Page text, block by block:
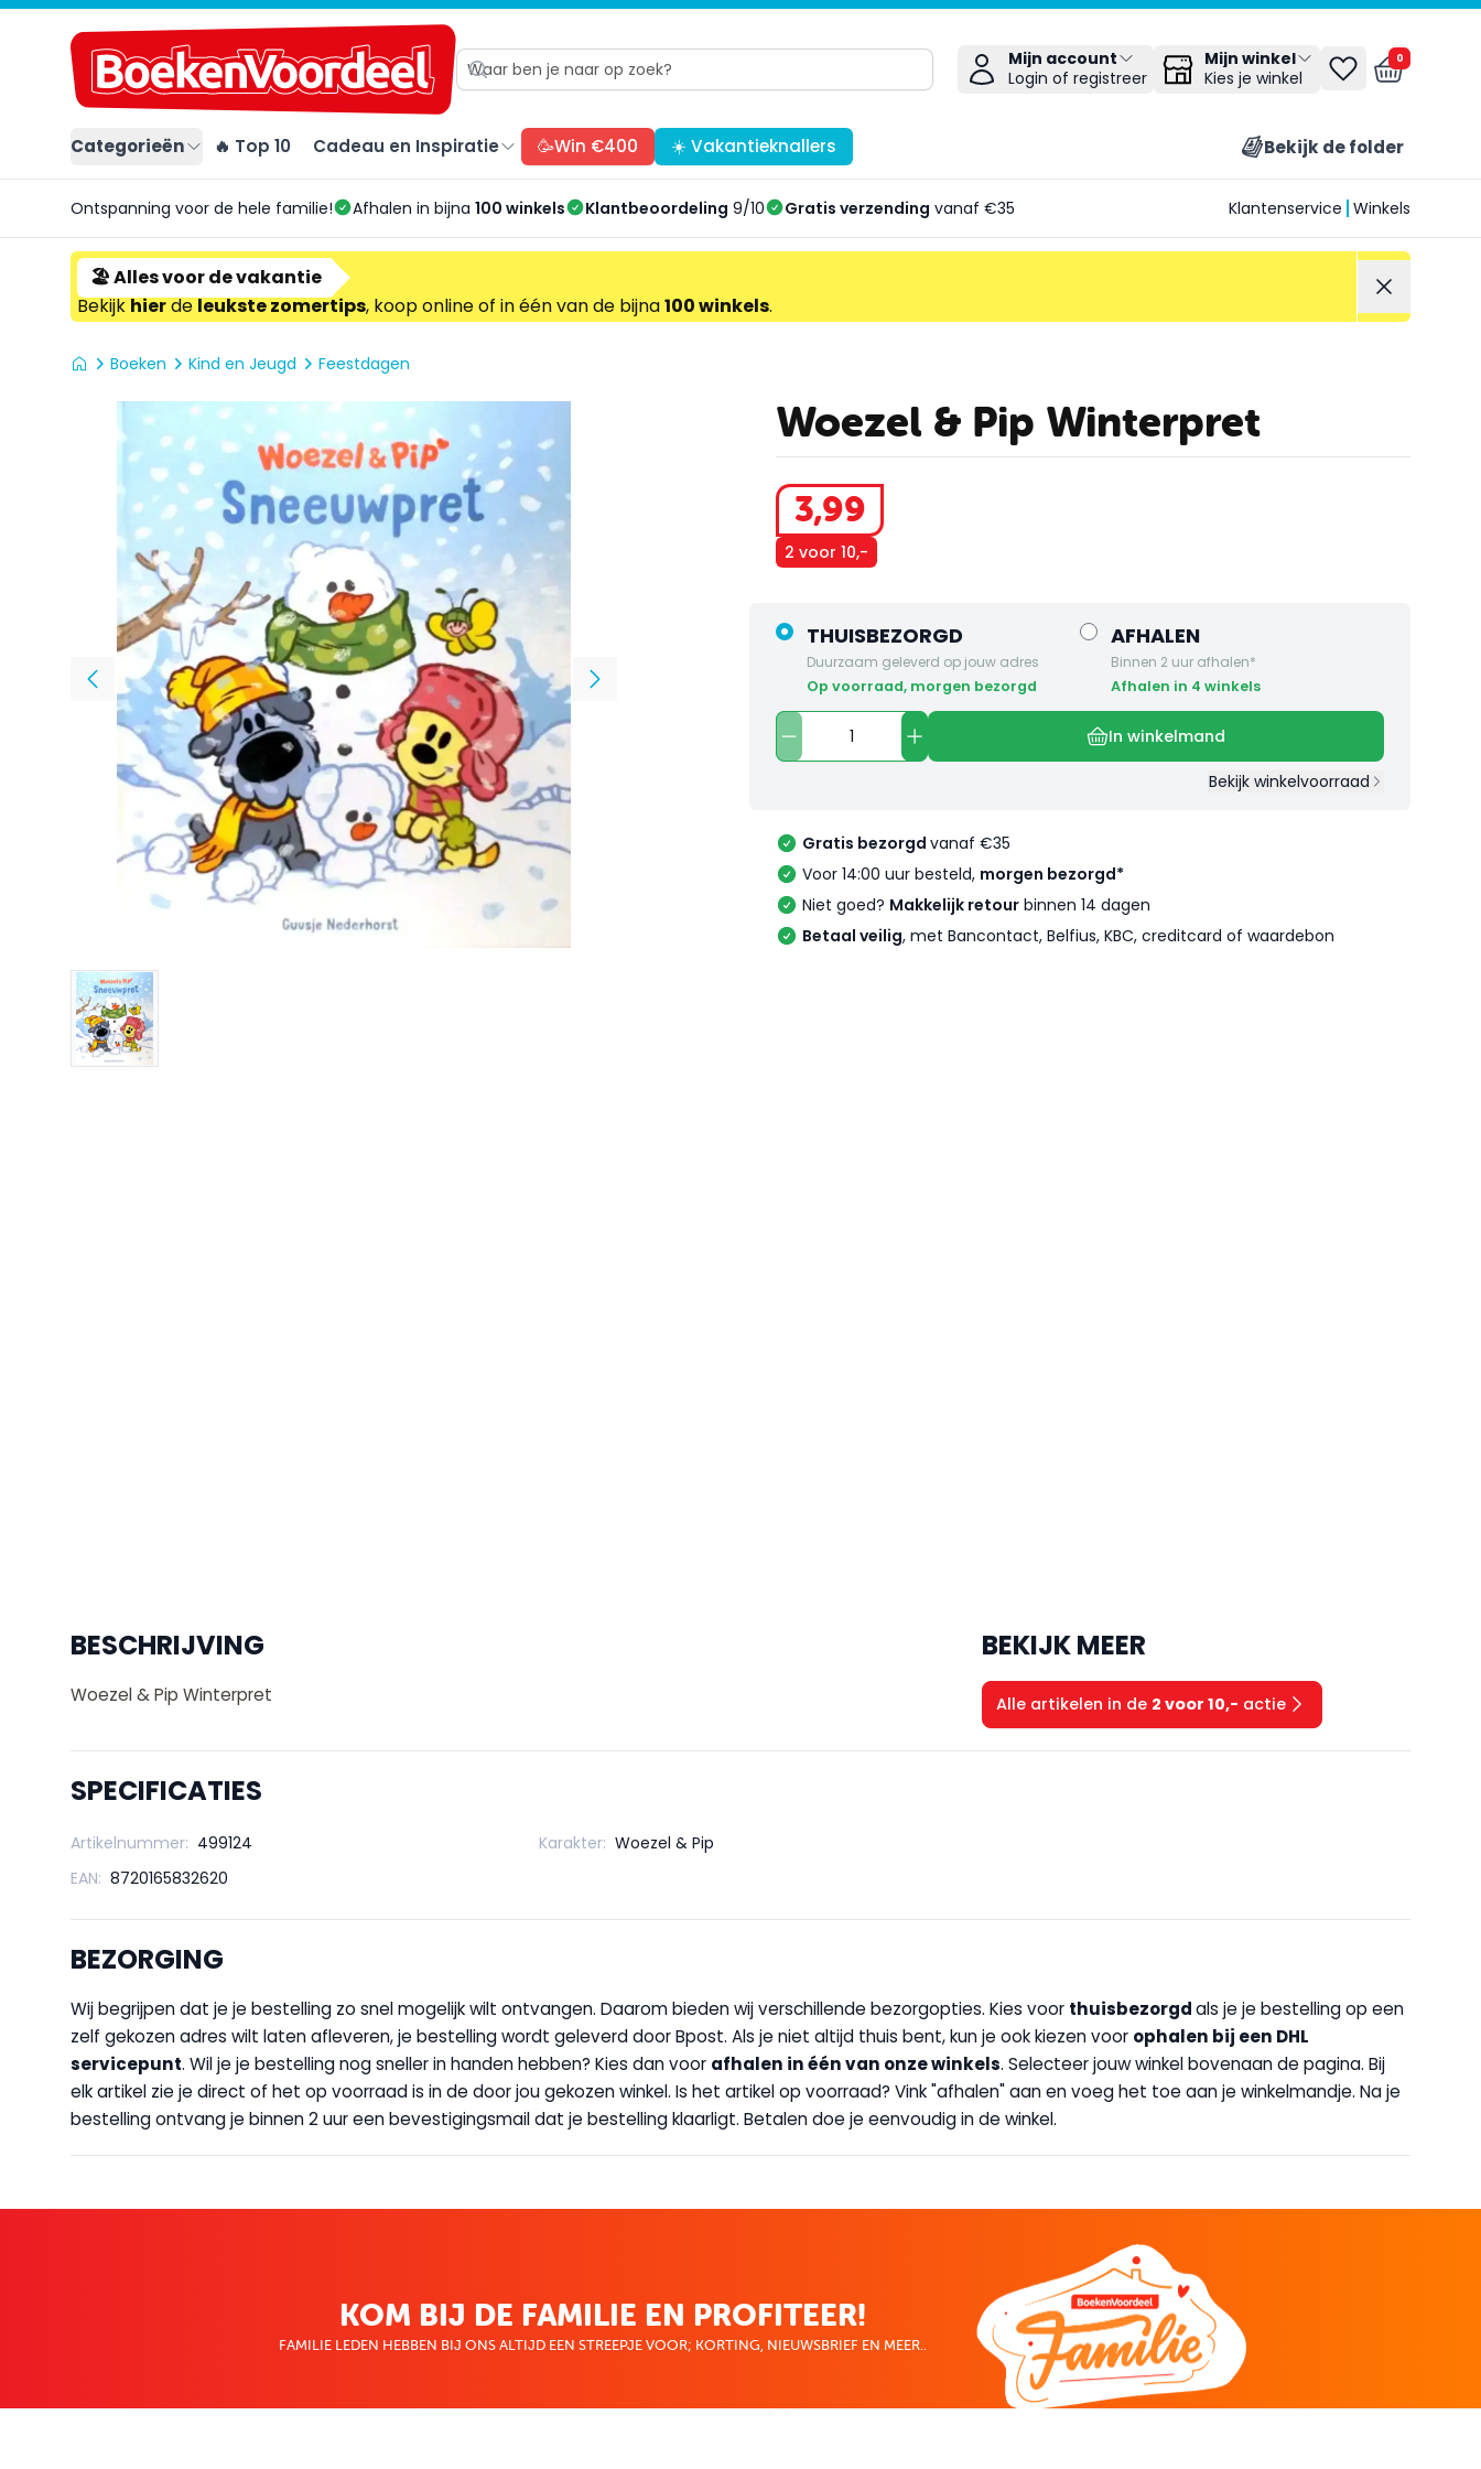
Mijn account
Login of registreer
Mijn winkel
Kies je winkel
0
Categorieën 🔥 Top 10 Cadeau en Inspiratie 🥳Win €400 ☀️ Vakantieknallers Bekijk de folder
Ontspanning voor de hele familie! Afhalen in bijna 100 winkels Klantbeoordeling 9/10 Gratis verzending vanaf €35 Klantenservice Winkels
🏖️ Alles voor de vakantie
Bekijkhierdeleukste zomertips, koop online of in één van de bijna100 winkels.
Boeken Kind en Jeugd Feestdagen
Woezel & Pip Winterpret
3,99
2 voor 10,-
THUISBEZORGD
Duurzaam geleverd op jouw adres
op voorraad, morgen bezorgd
AFHALEN
Binnen 2 uur afhalen*
Afhalen in 4 winkels
In winkelmand
Bekijk winkelvoorraad
Gratis bezorgd vanaf €35
Voor 14:00 uur besteld, morgen bezorgd*
Niet goed? Makkelijk retour binnen 14 dagen
Betaal veilig, met Bancontact, Belfius, KBC, creditcard of waardebon
BEKIJK MEER
Alle artikelen in de 2 voor 10,- actie
BESCHRIJVING
Woezel & Pip Winterpret
SPECIFICATIES
Artikelnummer: 499124 Karakter: Woezel & Pip
EAN: 8720165832620
BEZORGING
Wij begrijpen dat je je bestelling zo snel mogelijk wilt ontvangen. Daarom bieden wij verschillende bezorgopties. Kies voor thuisbezorgdals je je bestelling op een
zelf gekozen adres wilt laten afleveren, je bestelling wordt geleverd door Bpost. Als je niet altijd thuis bent, kun je ook kiezen voor ophalen bij een DHL
servicepunt. Wil je je bestelling nog sneller in handen hebben? Kies dan voor afhalen in één van onze winkels. Selecteer jouw winkel bovenaan de pagina. Bij
elk artikel zie je direct of het op voorraad is in de door jou gekozen winkel. Is het artikel op voorraad? Vink "afhalen" aan en voeg het toe aan je winkelmandje. Na je
bestelling ontvang je binnen 2 uur een bevestigingsmail dat je bestelling klaarligt. Betalen doe je eenvoudig in de winkel.
KOM BIJ DE FAMILIE EN PROFITEER!
FAMILIE LEDEN HEBBEN BIJ ONS ALTIJD EEN STREEPJE VOOR; KORTING, NIEUWSBRIEF EN MEER..